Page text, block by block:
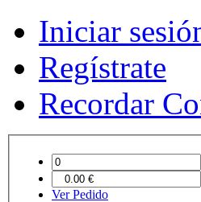
Iniciar
Regístrate
Recordar
Ver Pedido